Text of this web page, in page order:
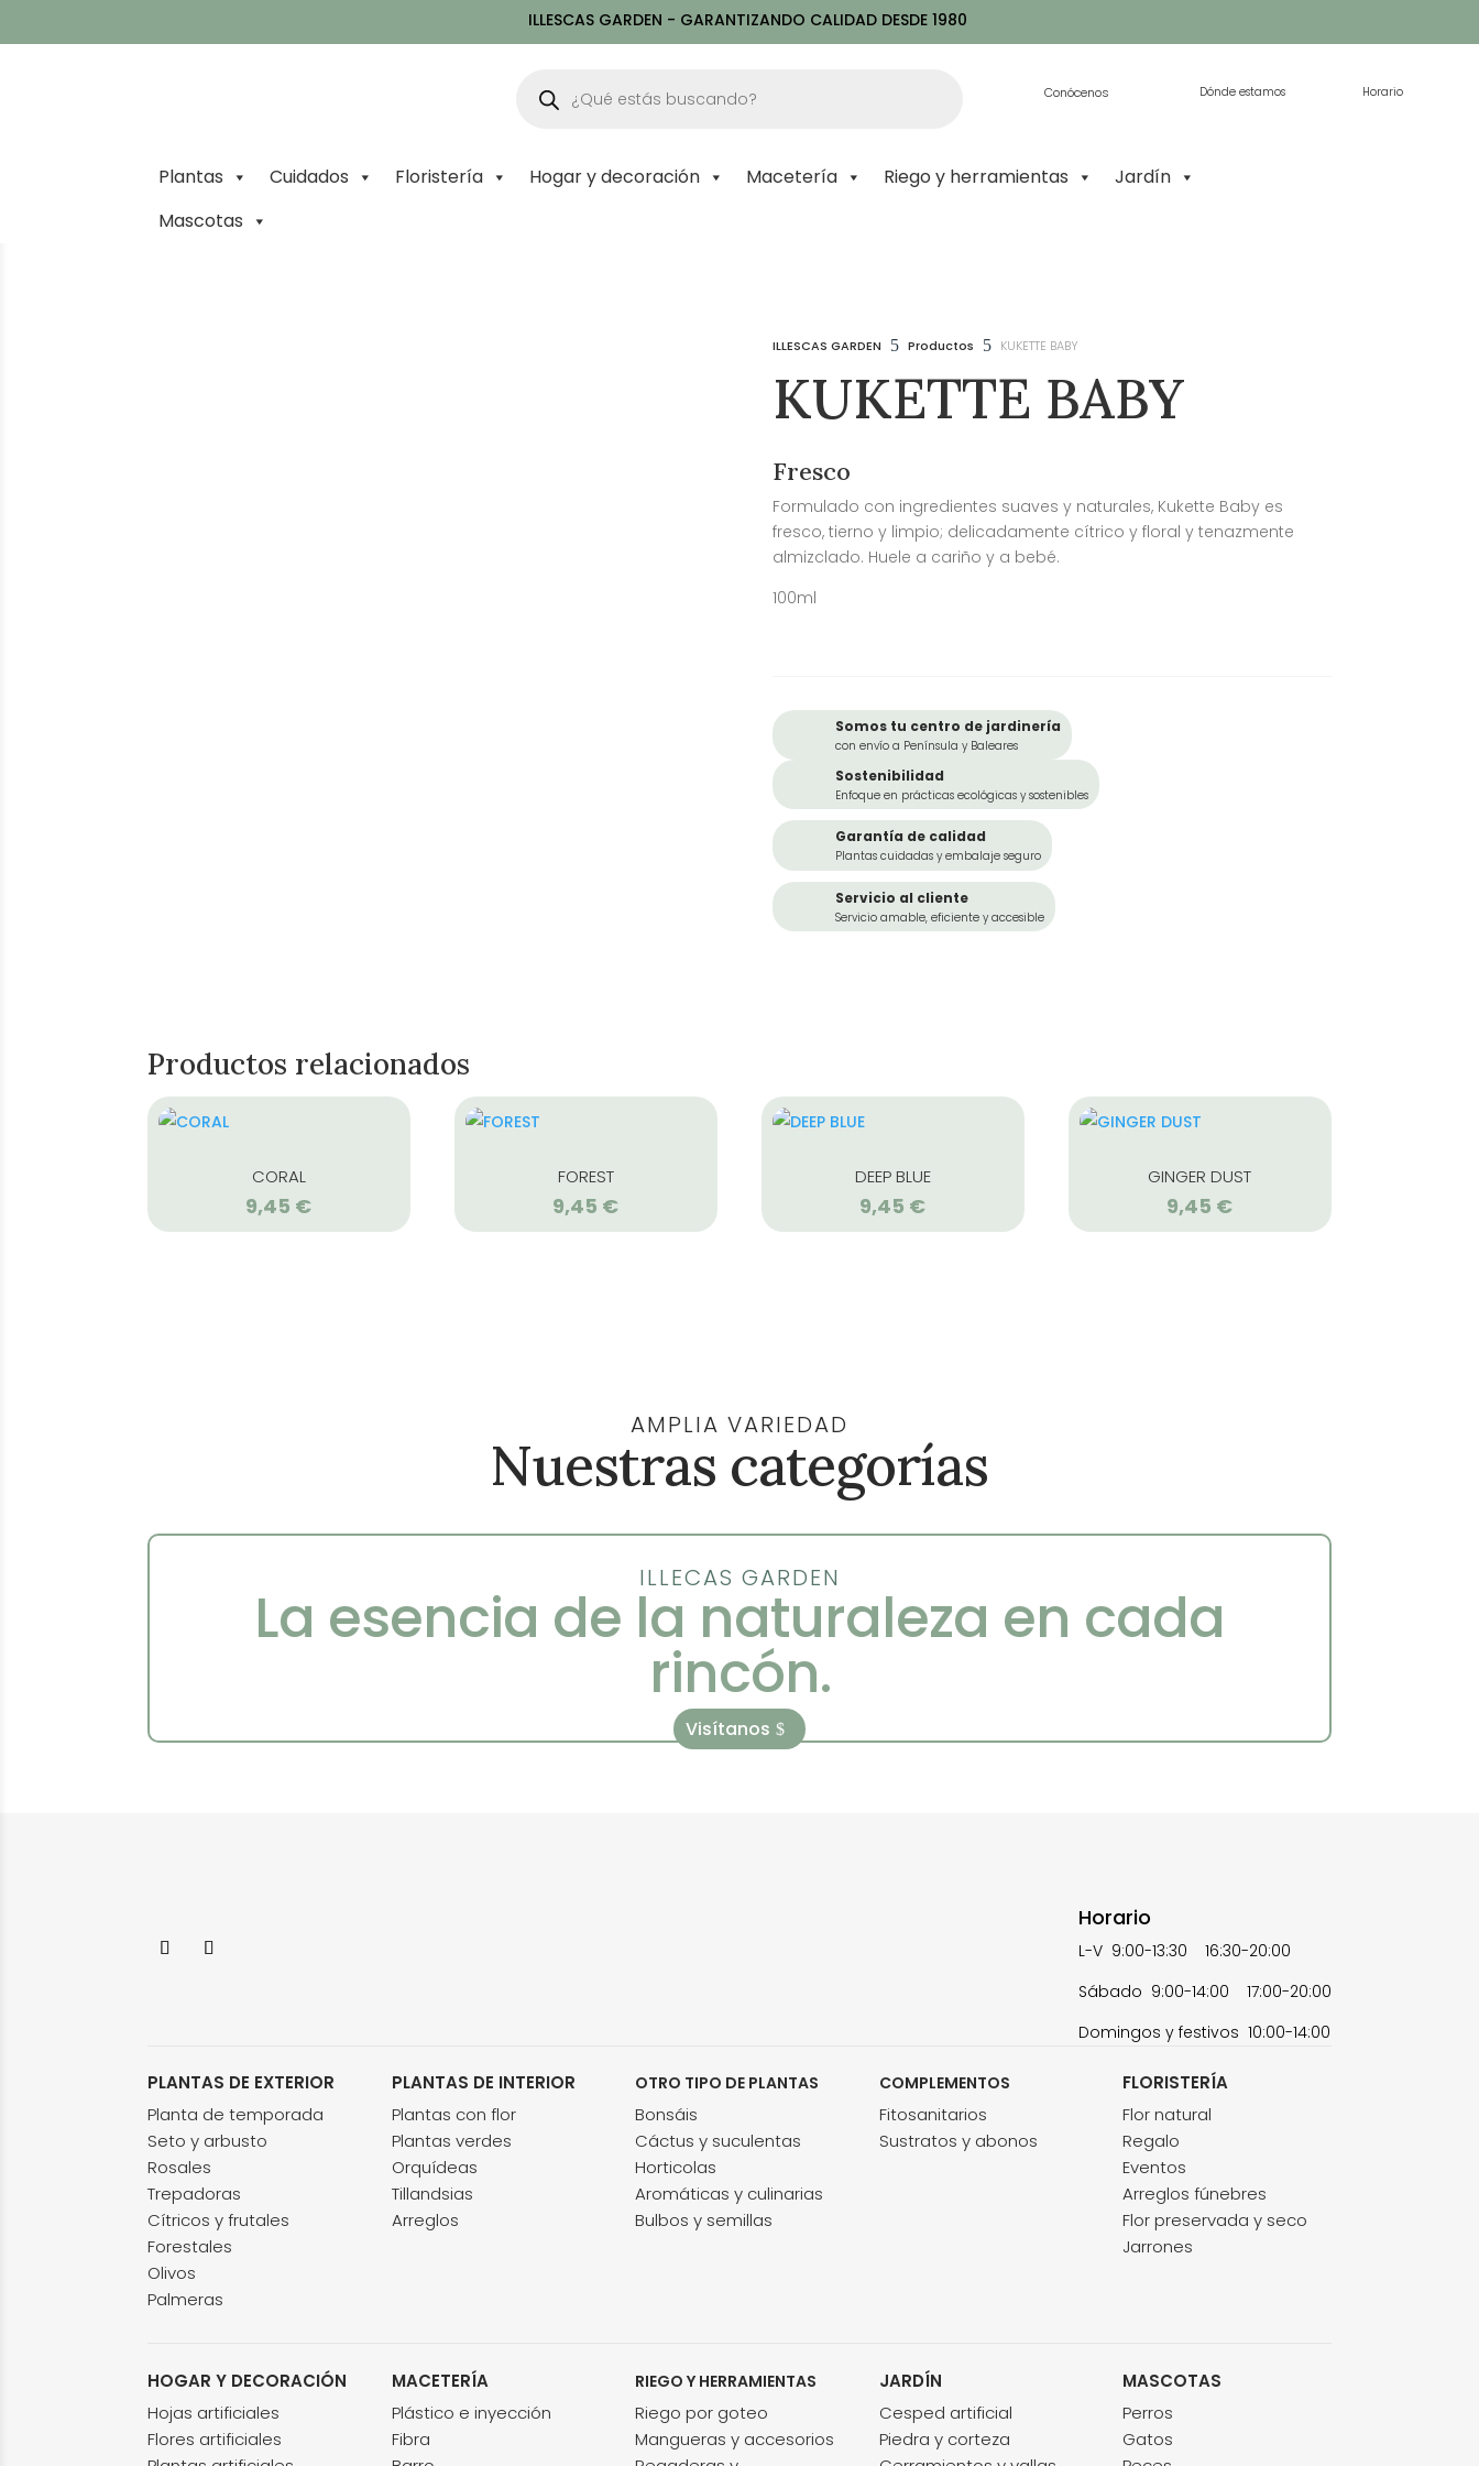
ILLESCAS GARDEN - GARANTIZANDO CALIDAD DESDE 1980
productos
Horario
Dónde estamos
Conócenos
Plantas Cuidados Floristería Hogar y decoración Macetería Riego y herramientas
Jardín
Mascotas
ILLESCAS GARDEN 5 Productos 5 KUKETTE BABY
KUKETTE BABY
Fresco
Formulado con ingredientes suaves y naturales, Kukette Baby es
fresco, tierno y limpio; delicadamente cítrico y floral y tenazmente
almizclado. Huele a cariño y a bebé.
100ml
Somos tu centro de jardinería
con envío a Península y Baleares
Sostenibilidad
Enfoque en prácticas ecológicas y sostenibles
Garantía de calidad
Plantas cuidadas y embalaje seguro
Servicio al cliente
Servicio amable, eficiente y accesible
Productos relacionados
CORAL
9,45 €
FOREST
9,45 €
DEEP BLUE
9,45 €
GINGER DUST
9,45 €
AMPLIA VARIEDAD
Nuestras categorías
ILLECAS GARDEN
La esencia de la naturaleza en cada
rincón.
Visítanos
Horario
L-V 9:00-13:30 16:30-20:00
Sábado 9:00-14:00 17:00-20:00
Domingos y festivos 10:00-14:00
PLANTAS DE EXTERIOR
Planta de temporada
Seto y arbusto
Rosales
Trepadoras
Cítricos y frutales
Forestales
Olivos
Palmeras
PLANTAS DE INTERIOR
Plantas con flor
Plantas verdes
Orquídeas
Tillandsias
Arreglos
OTRO TIPO DE PLANTAS
Bonsáis
Cáctus y suculentas
Horticolas
Aromáticas y culinarias
Bulbos y semillas
COMPLEMENTOS
Fitosanitarios
Sustratos y abonos
FLORISTERÍA
Flor natural
Regalo
Eventos
Arreglos fúnebres
Flor preservada y seco
Jarrones
HOGAR Y DECORACIÓN
Hojas artificiales
Flores artificiales
MACETERÍA
Plástico e inyección
Fibra
RIEGO Y HERRAMIENTAS
Riego por goteo
Mangueras y accesorios
JARDÍN
Cesped artificial
Piedra y corteza
MASCOTAS
Perros
Gatos